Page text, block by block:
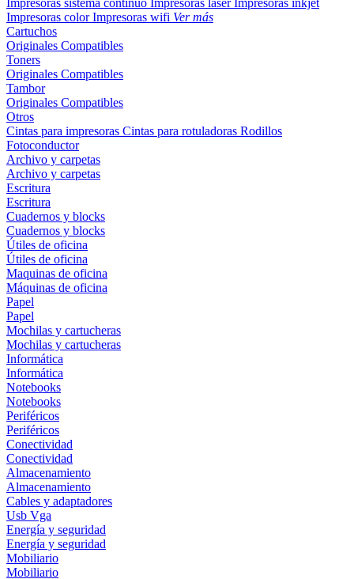
Impresoras sistema continuo Impresoras láserImpresoras inkjet
Impresoras colorImpresoras wifi Ver más
Cartuchos
Originales Compatibles
Toners
Originales Compatibles
Tambor
Originales Compatibles
Otros
Cintas para impresoras Cintas para rotuladoras Rodillos
Fotoconductor
Archivo y carpetas
Archivo y carpetas
Escritura
Escritura
Cuadernos y blocks
Cuadernos y blocks
Útiles de oficina
Útiles de oficina
Maquinas de oficina
Máquinas de oficina
Papel
Papel
Mochilas y cartucheras
Mochilas y cartucheras
Informática
Informática
Notebooks
Notebooks
Periféricos
Periféricos
Conectividad
Conectividad
Almacenamiento
Almacenamiento
Cables y adaptadores
Usb Vga
Energía y seguridad
Energía y seguridad
Mobiliario
Mobiliario